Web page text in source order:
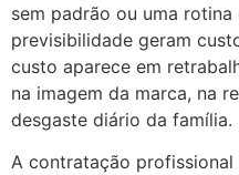
sem padrão ou uma rotina
previsibilidade geram
custo aparece em
na imagem da marca, na
desgaste diário da família.
A contratação